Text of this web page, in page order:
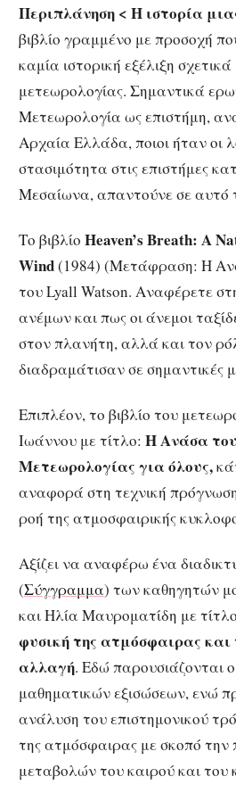
Περιπλάνηση < Η ιστορία
βιβλίο γραμμένο με προσοχή
καμία ιστορική εξέλιξη
μετεωρολογίας. Σημαντικά
Μετεωρολογία ως επιστήμη,
Αρχαία Ελλάδα, ποιοι ήταν οι
στασιμότητα στις επιστήμες
Μεσαίωνα, απαντούνε σε αυτό
Το βιβλίο Heaven’s Breath: A
Wind(1984) (Μετάφραση: Η
του Lyall Watson. Αναφέρετε
ανέμων και πως οι άνεμοι
στον πλανήτη, αλλά και τον
διαδραμάτισαν σε σημαντικές
Επιπλέον, το βιβλίο του
Ιωάννου με τίτλο: Η Ανάσα
Μετεωρολογίας για όλους,
αναφορά στη τεχνική
ροή της ατμοσφαιρικής
Αξίζει να αναφέρω ένα
(Σύγγραμμα) των καθηγητών
και Ηλία Μαυροματίδη με
φυσική της ατμόσφαιρας και
αλλαγή. Εδώ παρουσιάζονται
μαθηματικών εξισώσεων, ενώ
ανάλυση του επιστημονικού
της ατμόσφαιρας με σκοπό
μεταβολών του καιρού και του